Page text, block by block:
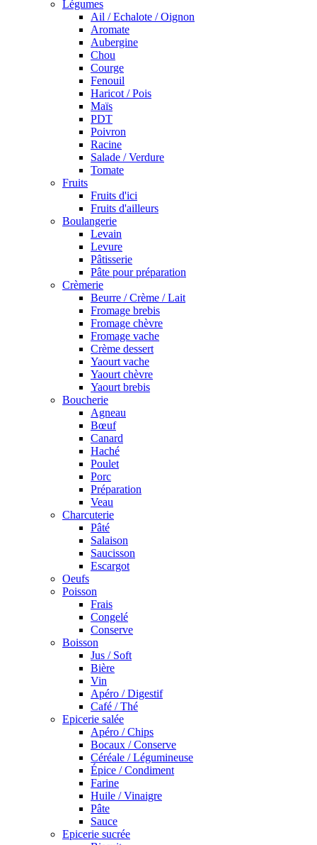
Légumes
Ail / Echalote / Oignon
Aromate
Aubergine
Chou
Courge
Fenouil
Haricot / Pois
Maïs
PDT
Poivron
Racine
Salade / Verdure
Tomate
Fruits
Fruits d'ici
Fruits d'ailleurs
Boulangerie
Levain
Levure
Pâtisserie
Pâte pour préparation
Crèmerie
Beurre / Crème / Lait
Fromage brebis
Fromage chèvre
Fromage vache
Crème dessert
Yaourt vache
Yaourt chèvre
Yaourt brebis
Boucherie
Agneau
Bœuf
Canard
Haché
Poulet
Porc
Préparation
Veau
Charcuterie
Pâté
Salaison
Saucisson
Escargot
Oeufs
Poisson
Frais
Congelé
Conserve
Boisson
Jus / Soft
Bière
Vin
Apéro / Digestif
Café / Thé
Epicerie salée
Apéro / Chips
Bocaux / Conserve
Céréale / Légumineuse
Épice / Condiment
Farine
Huile / Vinaigre
Pâte
Sauce
Epicerie sucrée